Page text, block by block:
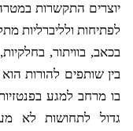
יוצרים התקשרות
לפתיחות ולליברליות
בכאב, בוויתור,
בין שותפים להורות
בו מרחב למגע
גדול לתחושות לא